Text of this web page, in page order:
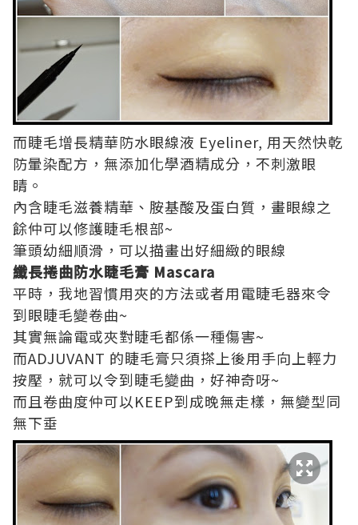
而睫毛增長精華防水眼線液 Eyeliner, 用天然快乾
防暈染配方，無添加化學酒精成分，不刺激眼
睛。
內含睫毛滋養精華、胺基酸及蛋白質，畫眼線之
餘仲可以修護睫毛根部~
筆頭幼細順滑，可以描畫出好細緻的眼線
纖長捲曲防水睫毛膏 Mascara
平時，我地習慣用夾的方法或者用電睫毛器來令
到眼睫毛變卷曲~
其實無論電或夾對睫毛都係一種傷害~
而ADJUVANT 的睫毛膏只須搽上後用手向上輕力
按壓，就可以令到睫毛變曲，好神奇呀~
而且卷曲度仲可以KEEP到成晚無走樣，無變型同
無下垂